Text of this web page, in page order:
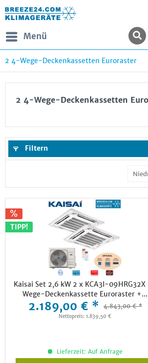
Menü
2 4-Wege-Deckenkassetten Euroraster
2 4-Wege-Deckenkassetten
Filtern
TIPP!
Kaisai Set 2,6 kW 2 x KCA3I-
Wege-Deckenkassette Euroraster +...
2.189,00 € * 4.843,00 € *
Nettopreis: 1.839,50 €
Lieferzeit: Auf Anfrage